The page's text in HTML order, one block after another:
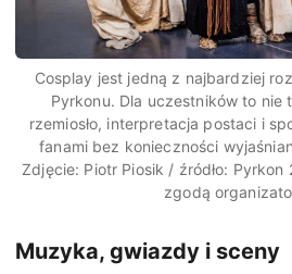
Cosplay jest jedną z najbardziej
Pyrkonu. Dla uczestników to nie
rzemiosło, interpretacja postaci i
fanami bez konieczności
Zdjęcie: Piotr Piosik / źródło:
zgodą
Muzyka, gwiazdy i sceny